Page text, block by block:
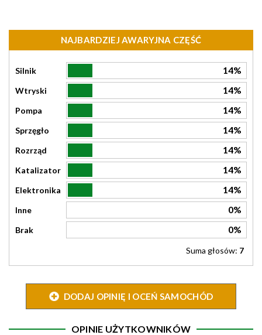
NAJBARDZIEJ AWARYJNA CZĘŚĆ
Silnik 14%
Wtryski 14%
Pompa 14%
Sprzęgło 14%
Rozrząd 14%
Katalizator 14%
Elektronika 14%
Inne 0%
Brak 0%
Suma głosów: 7
DODAJ OPINIĘ I OCEŃ SAMOCHÓD
OPINIE UŻYTKOWNIKÓW